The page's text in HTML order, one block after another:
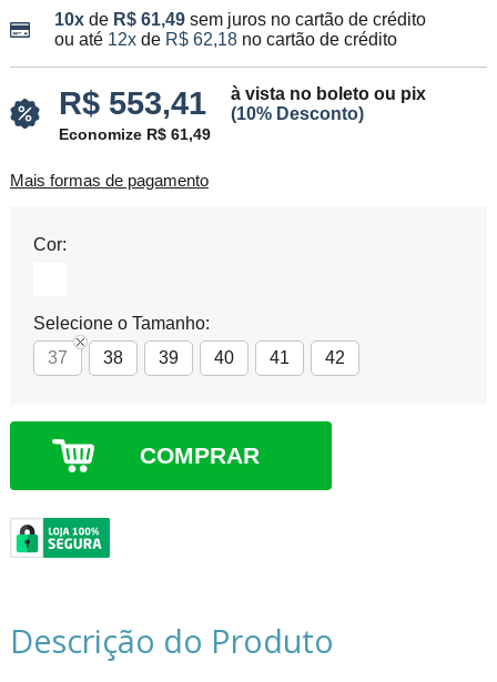
10xde R$ 61,49 sem juros no cartão de crédito
ou até 12xde R$ 62,18no cartão de crédito
R$ 553,41
à vista no boleto ou pix
(10% Desconto)
Economize R$ 61,49
Mais formas de pagamento
Cor:
Selecione o Tamanho:
37
38 39 40 41 42
COMPRAR
Descrição do Produto